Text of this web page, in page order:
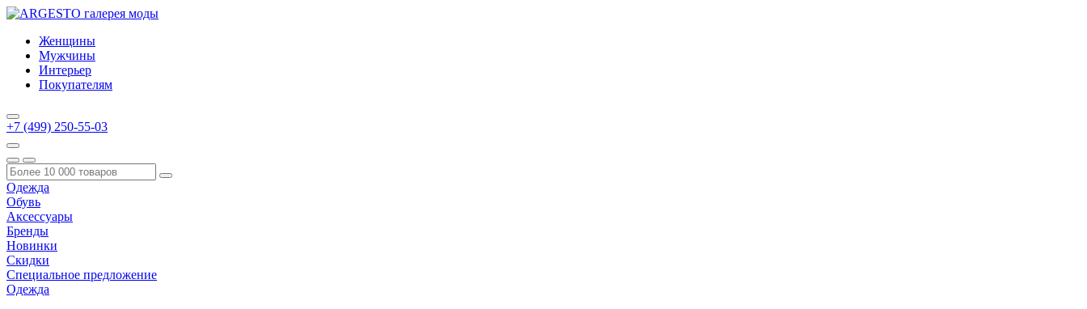
Женщины
Мужчины
Интерьер
Покупателям
+7 (499) 250-55-03
Одежда
Обувь
Аксессуары
Бренды
Новинки
Скидки
Специальное предложение
Одежда